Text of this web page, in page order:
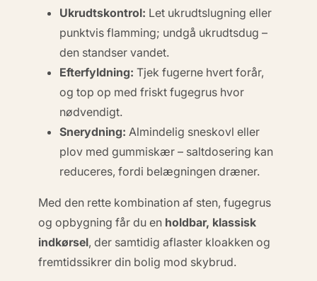
Ukrudtskontrol: Let ukrudtslugning eller
punktvis flamming; undgå ukrudtsdug –
den standser vandet.
Efterfyldning: Tjek fugerne hvert forår,
og top op med friskt fugegrus hvor
nødvendigt.
Snerydning: Almindelig sneskovl eller
plov med gummiskær – saltdosering kan
reduceres, fordi belægningen dræner.
Med den rette kombination af sten, fugegrus
og opbygning får du en holdbar, klassisk
indkørsel, der samtidig aflaster kloakken og
fremtidssikrer din bolig mod skybrud.